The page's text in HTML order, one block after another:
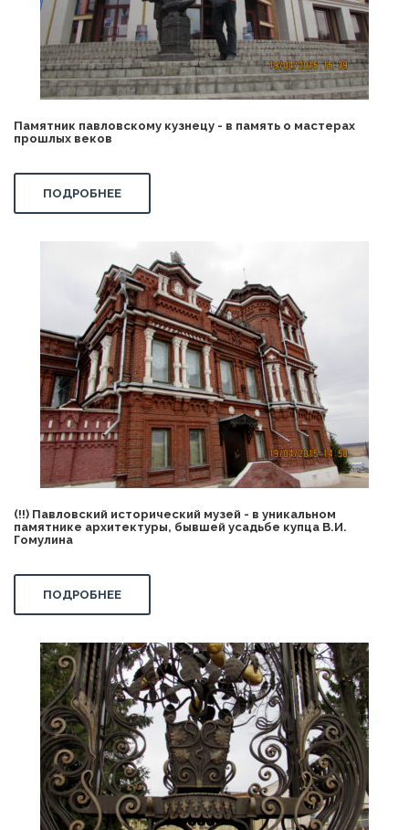
Памятник павловскому кузнецу - в память о мастерах
прошлых веков
ПОДРОБНЕЕ
(!!) Павловский исторический музей - в уникальном
памятнике архитектуры, бывшей усадьбе купца В.И.
Гомулина
ПОДРОБНЕЕ